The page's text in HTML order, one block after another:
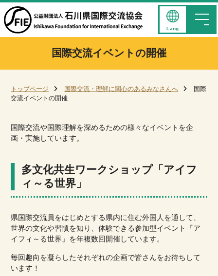
Lang
国際交流イベントの開催
トップページ 国際交流・理解に関心のあるみなさんへ
国際
交流イベントの開催
国際交流や国際理解を深めるための様々なイベントを企
画・実施しています。
多文化共生ワークショップ「アイフ
ィ～る世界」
県国際交流員をはじめとする県内に住む外国人を通して、
世界の文化や習慣を知り、体験できる参加型イベント
『ア
イフィ～る世界』を年複数回開催しています。
毎回趣向を凝らしたそれぞれの企画で皆さんをお待ちして
います！